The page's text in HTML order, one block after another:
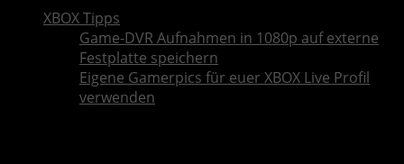
XBOX Tipps
Game-DVR Aufnahmen in 1080p auf externe
Festplatte speichern
Eigene Gamerpics für euer XBOX Live Profil
verwenden